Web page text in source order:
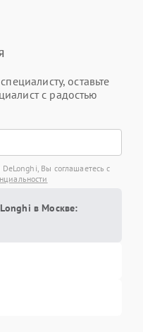
оставьте
с радостью
Вы соглашаетесь с
в Москве: